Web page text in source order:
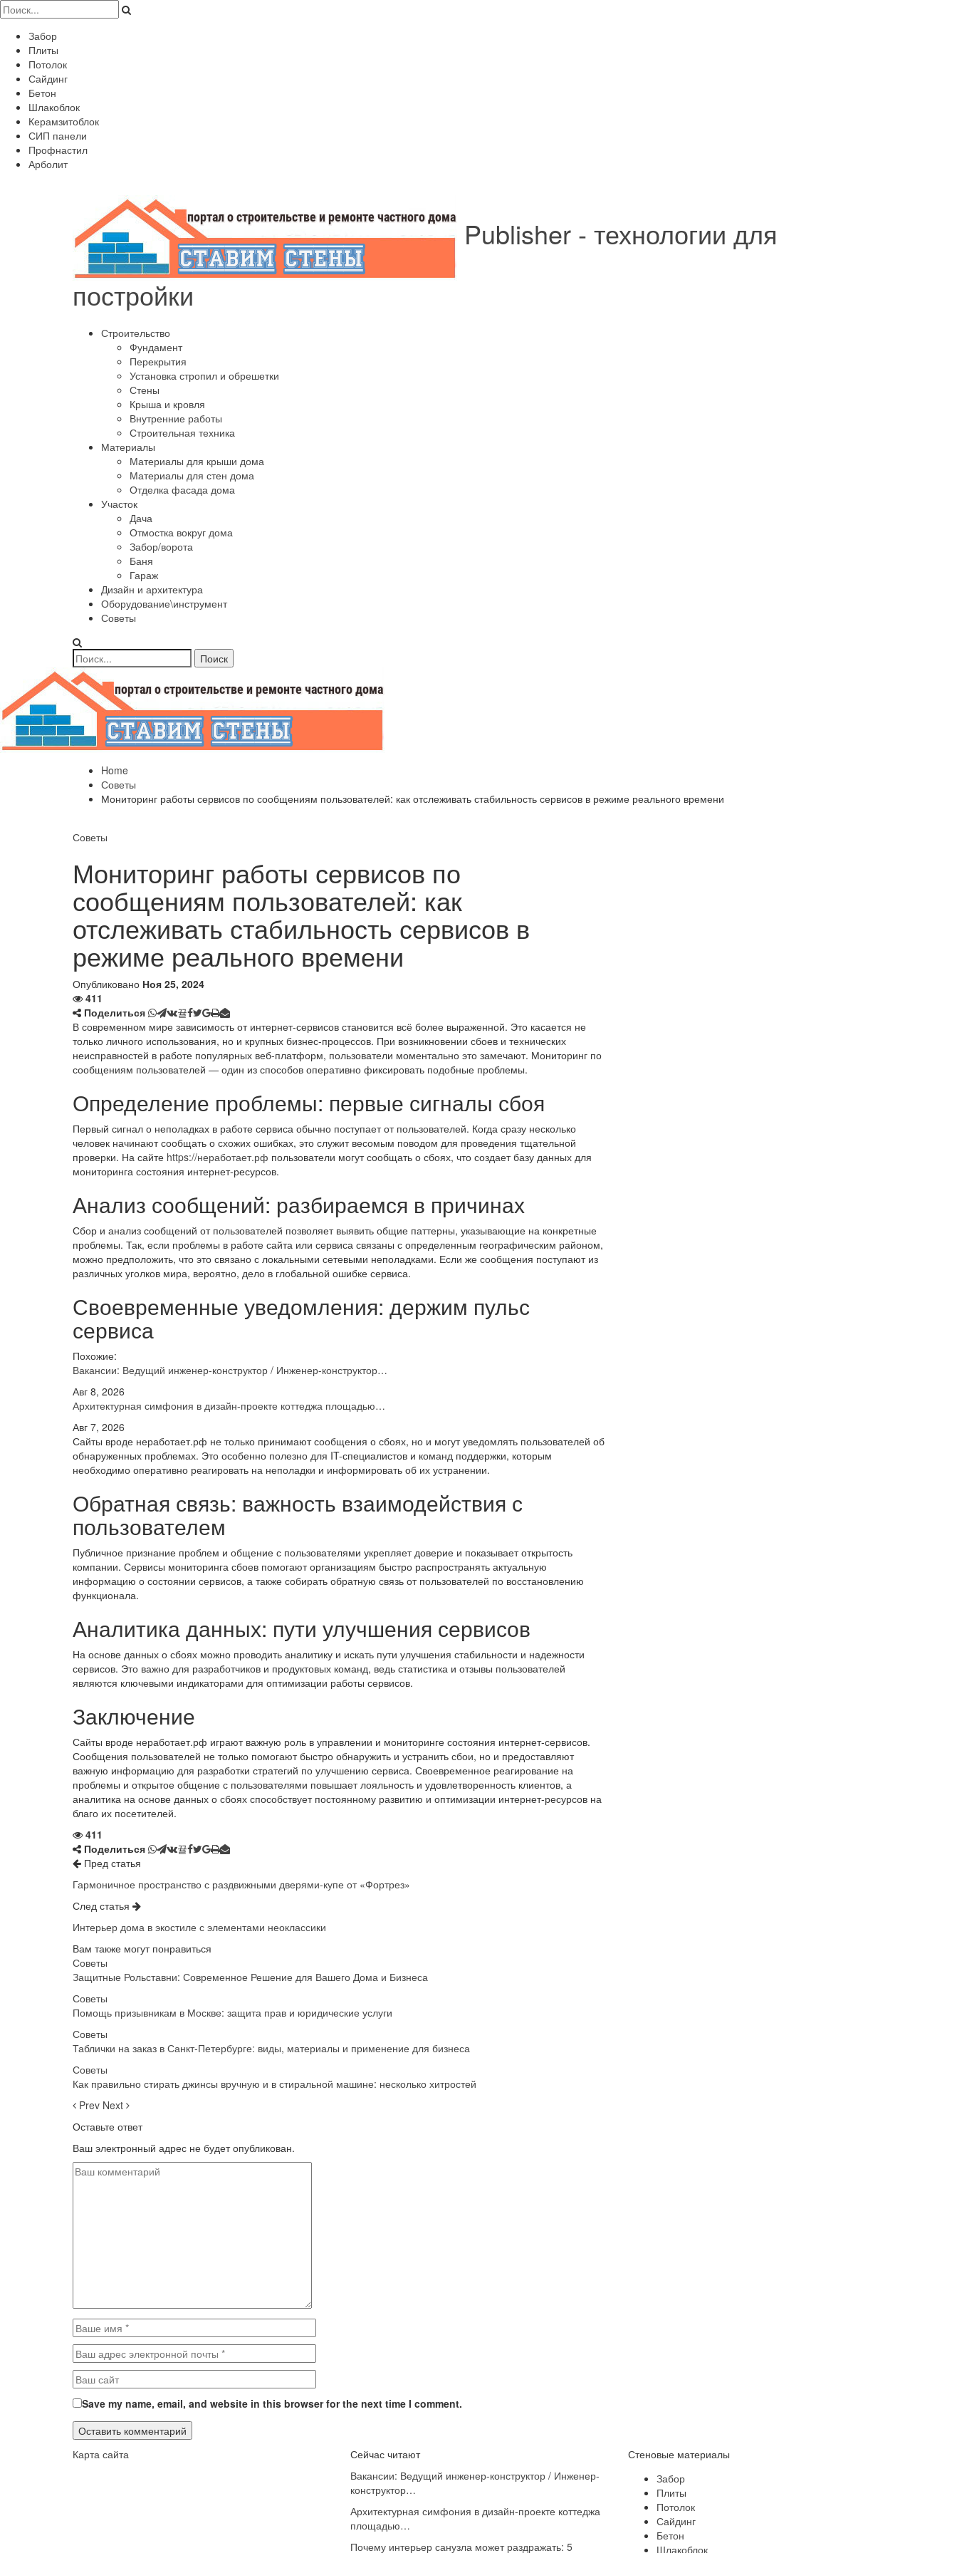
Забор
Плиты
Потолок
Сайдинг
Бетон
Шлакоблок
Керамзитоблок
СИП панели
Профнастил
Арболит
Publisher - технологии для
постройки
Строительство
Фундамент
Перекрытия
Установка стропил и обрешетки
Стены
Крыша и кровля
Внутренние работы
Строительная техника
Материалы
Материалы для крыши дома
Материалы для стен дома
Отделка фасада дома
Участок
Дача
Отмостка вокруг дома
Забор/ворота
Баня
Гараж
Дизайн и архитектура
Оборудование\инструмент
Советы
Home
Советы
Мониторинг работы сервисов по сообщениям пользователей: как отслеживать стабильность сервисов в режиме реального времени
Советы
Мониторинг работы сервисов по
сообщениям пользователей: как
отслеживать стабильность сервисов в
режиме реального времени
Опубликовано Ноя 25, 2024
411
Поделиться
В современном мире зависимость от интернет-сервисов становится всё более выраженной. Это касается не
только личного использования, но и крупных бизнес-процессов. При возникновении сбоев и технических
неисправностей в работе популярных веб-платформ, пользователи моментально это замечают. Мониторинг по
сообщениям пользователей — один из способов оперативно фиксировать подобные проблемы.
Определение проблемы: первые сигналы сбоя
Первый сигнал о неполадках в работе сервиса обычно поступает от пользователей. Когда сразу несколько
человек начинают сообщать о схожих ошибках, это служит весомым поводом для проведения тщательной
проверки. На сайте https://неработает.рф пользователи могут сообщать о сбоях, что создает базу данных для
мониторинга состояния интернет-ресурсов.
Анализ сообщений: разбираемся в причинах
Сбор и анализ сообщений от пользователей позволяет выявить общие паттерны, указывающие на конкретные
проблемы. Так, если проблемы в работе сайта или сервиса связаны с определенным географическим районом,
можно предположить, что это связано с локальными сетевыми неполадками. Если же сообщения поступают из
различных уголков мира, вероятно, дело в глобальной ошибке сервиса.
Своевременные уведомления: держим пульс
сервиса
Похожие:
Вакансии: Ведущий инженер-конструктор / Инженер-конструктор…
Авг 8, 2026
Архитектурная симфония в дизайн-проекте коттеджа площадью…
Авг 7, 2026
Сайты вроде неработает.рф не только принимают сообщения о сбоях, но и могут уведомлять пользователей об
обнаруженных проблемах. Это особенно полезно для IT-специалистов и команд поддержки, которым
необходимо оперативно реагировать на неполадки и информировать об их устранении.
Обратная связь: важность взаимодействия с
пользователем
Публичное признание проблем и общение с пользователями укрепляет доверие и показывает открытость
компании. Сервисы мониторинга сбоев помогают организациям быстро распространять актуальную
информацию о состоянии сервисов, а также собирать обратную связь от пользователей по восстановлению
функционала.
Аналитика данных: пути улучшения сервисов
На основе данных о сбоях можно проводить аналитику и искать пути улучшения стабильности и надежности
сервисов. Это важно для разработчиков и продуктовых команд, ведь статистика и отзывы пользователей
являются ключевыми индикаторами для оптимизации работы сервисов.
Заключение
Сайты вроде неработает.рф играют важную роль в управлении и мониторинге состояния интернет-сервисов.
Сообщения пользователей не только помогают быстро обнаружить и устранить сбои, но и предоставляют
важную информацию для разработки стратегий по улучшению сервиса. Своевременное реагирование на
проблемы и открытое общение с пользователями повышает лояльность и удовлетворенность клиентов, а
аналитика на основе данных о сбоях способствует постоянному развитию и оптимизации интернет-ресурсов на
благо их посетителей.
411
Поделиться
Пред статья
Гармоничное пространство с раздвижными дверями-купе от «Фортрез»
След статья
Интерьер дома в экостиле с элементами неоклассики
Вам также могут понравиться
Советы
Защитные Рольставни: Современное Решение для Вашего Дома и Бизнеса
Советы
Помощь призывникам в Москве: защита прав и юридические услуги
Советы
Таблички на заказ в Санкт-Петербурге: виды, материалы и применение для бизнеса
Советы
Как правильно стирать джинсы вручную и в стиральной машине: несколько хитростей
Prev Next
Оставьте ответ
Ваш электронный адрес не будет опубликован.
Save my name, email, and website in this browser for the next time I comment.
Карта сайта
Сейчас читают
Вакансии: Ведущий инженер-конструктор / Инженер-
конструктор…
Архитектурная симфония в дизайн-проекте коттеджа
площадью…
Почему интерьер санузла может раздражать: 5
Стеновые материалы
Забор
Плиты
Потолок
Сайдинг
Бетон
Шлакоблок